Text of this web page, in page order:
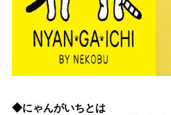
◆にゃんがいちとは